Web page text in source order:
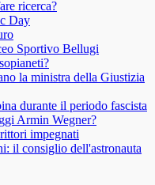
ricerca?
Day
Sportivo Bellugi
la ministra della Giustizia
durante il periodo fascista
Armin Wegner?
impegnati
il consiglio dell'astronauta